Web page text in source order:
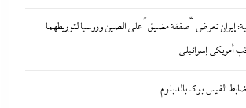
غربية: إيران تعرض “صفقة مضيق”
إيران تعرض “صفقة مضيق” على الصين وروسيا لتوريطهما
أمريكي إسرائيلى
الفيس بوك بالدبلوم